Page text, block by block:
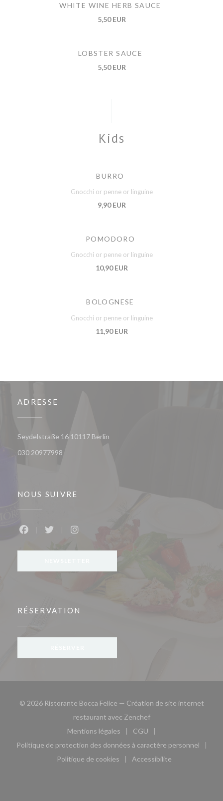
WHITE WINE HERB SAUCE
5,50 EUR
LOBSTER SAUCE
5,50 EUR
Kids
BURRO
Gnocchi or penne or linguine
9,90 EUR
POMODORO
Gnocchi or penne or linguine
10,90 EUR
BOLOGNESE
Gnocchi or penne or linguine
11,90 EUR
ADRESSE
Seydelstraße 16 10117 Berlin
030 20977998
NOUS SUIVRE
RÉSERVATION
© 2026 Ristorante Bocca Felice — Création de site internet
restaurant avec Zenchef((ouvre une nouvelle
Mentions légales
((ouvre une nouvelle fenêtre))
CGU
((ouvre une nouvelle
Politique de protection des données à caractère personnel
((ouvre une nouvelle fenêtre))
Politique de cookies
((ouvre une nouvelle fenêtre))
Accessibilite